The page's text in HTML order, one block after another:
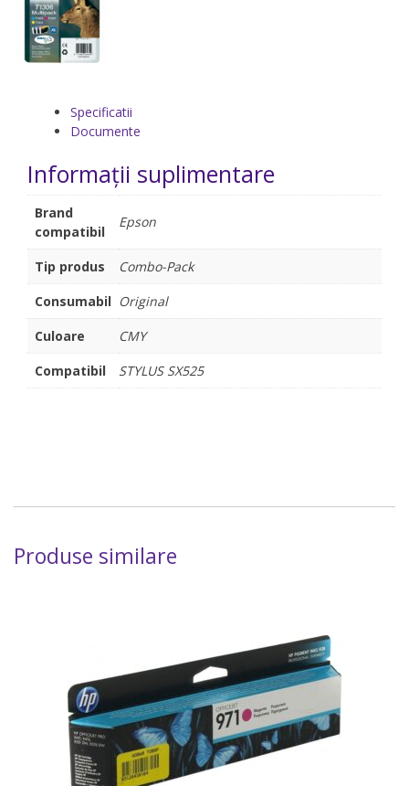
Specificatii
Documente
Informații suplimentare
Brand
compatibil
Epson
Tip produs
Combo-Pack
Consumabil Original
Culoare
CMY
Compatibil
STYLUS SX525
Produse similare